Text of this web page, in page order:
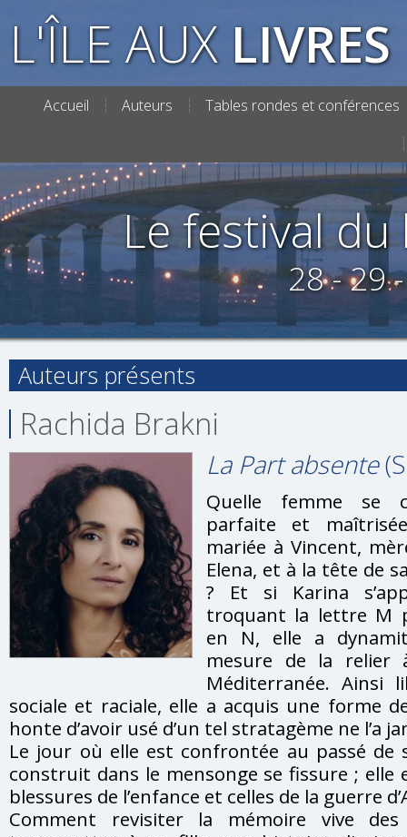
L'ÎLE AUX LIVRES
Accueil Auteurs Tables rondes et conférences
Le festival du
28 - 29
Auteurs présents
Rachida Brakni
La Part absente
Quelle femme se
parfaite et
mariée à Vincent,
Elena, et à la tête de
? Et si Karina
troquant la lettre M
en N, elle a
mesure de la relier
Méditerranée. Ainsi
sociale et raciale, elle a acquis une forme
honte d’avoir usé d’un tel stratagème ne l’a
Le jour où elle est confrontée au passé de
construit dans le mensonge se fissure ;
blessures de l’enfance et celles de la guerre
Comment revisiter la mémoire vive